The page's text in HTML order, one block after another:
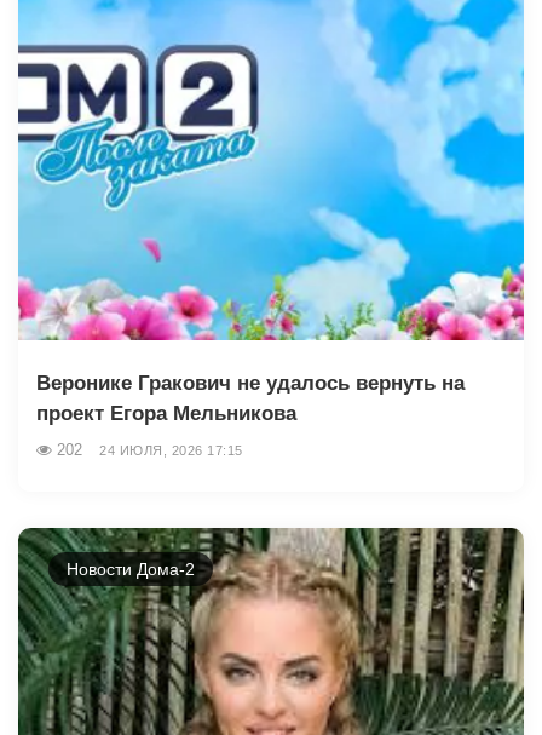
Веронике Гракович не удалось вернуть на
проект Егора Мельникова
202 24 ИЮЛЯ, 2026 17:15
Новости Дома-2